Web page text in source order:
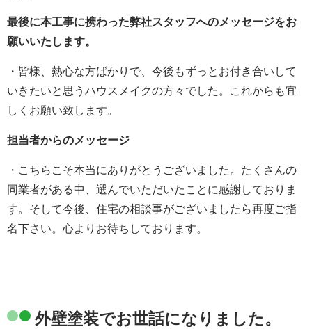
最後に本工事に携わった弊社スタッフへのメッセージをお
願いいたします。
・皆様、熱心な方ばかりで、今後もずっとお付き合いして
いきたいと思うハウスメイクの方々でした。これからも宜
しくお願い致します。
担当者からのメッセージ
・こちらこそ本当にありがとうございました。たくさんの
同業者がある中、選んでいただいたことに感謝しておりま
す。そして今後、住宅の相談事がございましたら再度ご指
名下さい。心よりお待ちしております。
外壁塗装でお世話になりました。